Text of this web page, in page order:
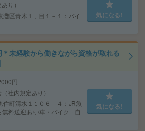
り）
灘区青木１丁目１－１：バイ
気になる!
未経験から働きながら資格が取れる
円
社内規定あり）
住町清水１１０６－４：JR魚
料送迎あり/車・バイク・自
気になる!